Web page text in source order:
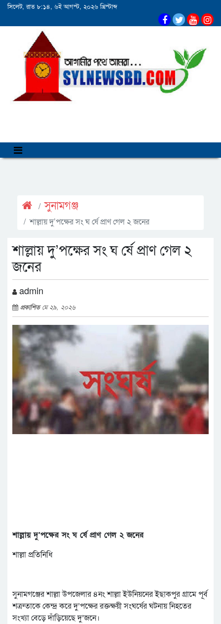
সিলেট, রাত ৮:১৪, ৬ই আগস্ট, ২০২৬ খ্রিস্টাব্দ
সুনামগঞ্জ
শাল্লায় দু’পক্ষের সং ঘ র্ষে প্রাণ গেল ২ জনের
শাল্লায় দু’পক্ষের সং ঘ র্ষে প্রাণ গেল ২
জনের
admin
প্রকাশিতমে ২৯, ২০২৬
শাল্লায় দু’পক্ষের সং ঘ র্ষে প্রাণ গেল ২ জনের
শাল্লা প্রতিনিধি
সুনামগঞ্জের শাল্লা উপজেলার ৪নং শাল্লা ইউনিয়নের ইছাকপুর গ্রামে পূর্ব
শত্রুতাকে কেন্দ্র করে দু’পক্ষের রক্তক্ষয়ী সংঘর্ষের ঘটনায় নিহতের
সংখ্যা বেড়ে দাঁড়িয়েছে দু’জনে।